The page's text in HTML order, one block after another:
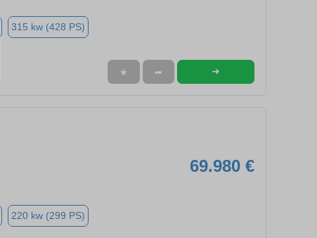
315 kw (428 PS)
★ ➦ ➜
69.980 €
220 kw (299 PS)